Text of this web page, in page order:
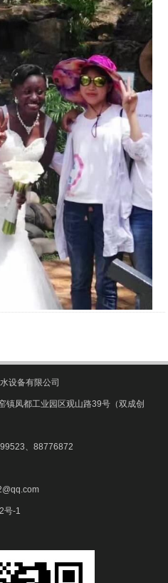
设备有限公司
镇凤都工业园区观山路39号（双成创
、88776872
号-1